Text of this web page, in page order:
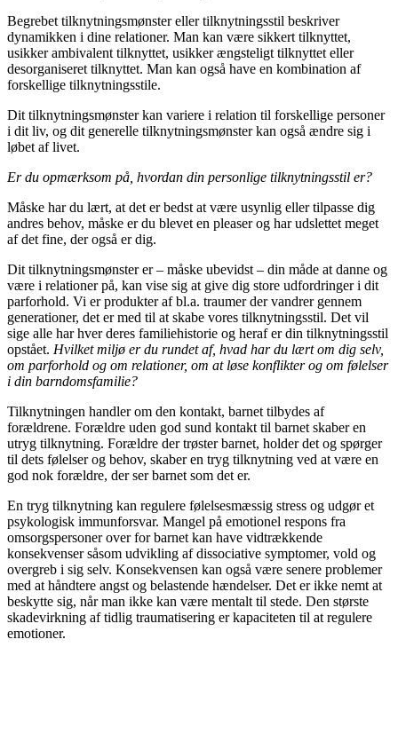
Begrebet tilknytningsmønster eller tilknytningsstil beskriver
dynamikken i dine relationer. Man kan være sikkert tilknyttet,
usikker ambivalent tilknyttet, usikker ængsteligt tilknyttet eller
desorganiseret tilknyttet. Man kan også have en kombination af
forskellige tilknytningsstile.
Dit tilknytningsmønster kan variere i relation til forskellige personer
i dit liv, og dit generelle tilknytningsmønster kan også ændre sig i
løbet af livet.
Er du opmærksom på, hvordan din personlige tilknytningsstil er?
Måske har du lært, at det er bedst at være usynlig eller tilpasse dig
andres behov, måske er du blevet en pleaser og har udslettet meget
af det fine, der også er dig.
Dit tilknytningsmønster er – måske ubevidst – din måde at danne og
være i relationer på, kan vise sig at give dig store udfordringer i dit
parforhold. Vi er produkter af bl.a. traumer der vandrer gennem
generationer, det er med til at skabe vores tilknytningsstil. Det vil
sige alle har hver deres familiehistorie og heraf er din tilknytningsstil
opstået. Hvilket miljø er du rundet af, hvad har du lært om dig selv,
om parforhold og om relationer, om at løse konflikter og om følelser
i din barndomsfamilie?
Tilknytningen handler om den kontakt, barnet tilbydes af
forældrene. Forældre uden god sund kontakt til barnet skaber en
utryg tilknytning. Forældre der trøster barnet, holder det og spørger
til dets følelser og behov, skaber en tryg tilknytning ved at være en
god nok forældre, der ser barnet som det er.
En tryg tilknytning kan regulere følelsesmæssig stress og udgør et
psykologisk immunforsvar. Mangel på emotionel respons fra
omsorgspersoner over for barnet kan have vidtrækkende
konsekvenser såsom udvikling af dissociative symptomer, vold og
overgreb i sig selv. Konsekvensen kan også være senere problemer
med at håndtere angst og belastende hændelser. Det er ikke nemt at
beskytte sig, når man ikke kan være mentalt til stede. Den største
skadevirkning af tidlig traumatisering er kapaciteten til at regulere
emotioner.